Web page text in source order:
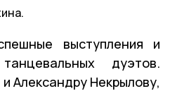
выступления и
дуэтов.
Александру Некрылову,